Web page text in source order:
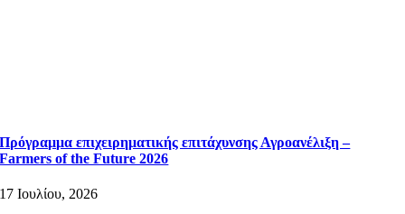
Πρόγραμμα επιχειρηματικής επιτάχυνσης Αγροανέλιξη –
Farmers of the Future 2026
17 Ιουλίου, 2026